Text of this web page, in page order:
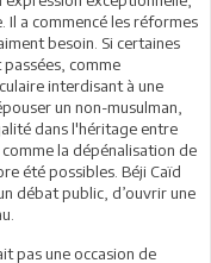
Il a commencé les réformes
besoin. Si certaines
comme
interdisant à une
un non-musulman,
dans l'héritage entre
la dépénalisation de
été possibles. Béji Caïd
débat public, d’ouvrir une
pas une occasion de